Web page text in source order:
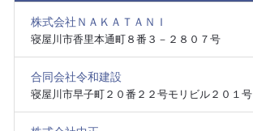
株式会社ＮＡＫＡＴＡＮＩ
寝屋川市香里本通町８番３－２８０７号
合同会社令和建設
寝屋川市早子町２０番２２号モリビル２０１号